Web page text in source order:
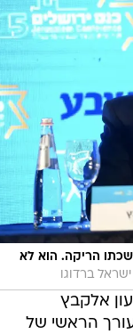
הריקה. הוא לא
ברדוגו
אלקבץ
הראשי של